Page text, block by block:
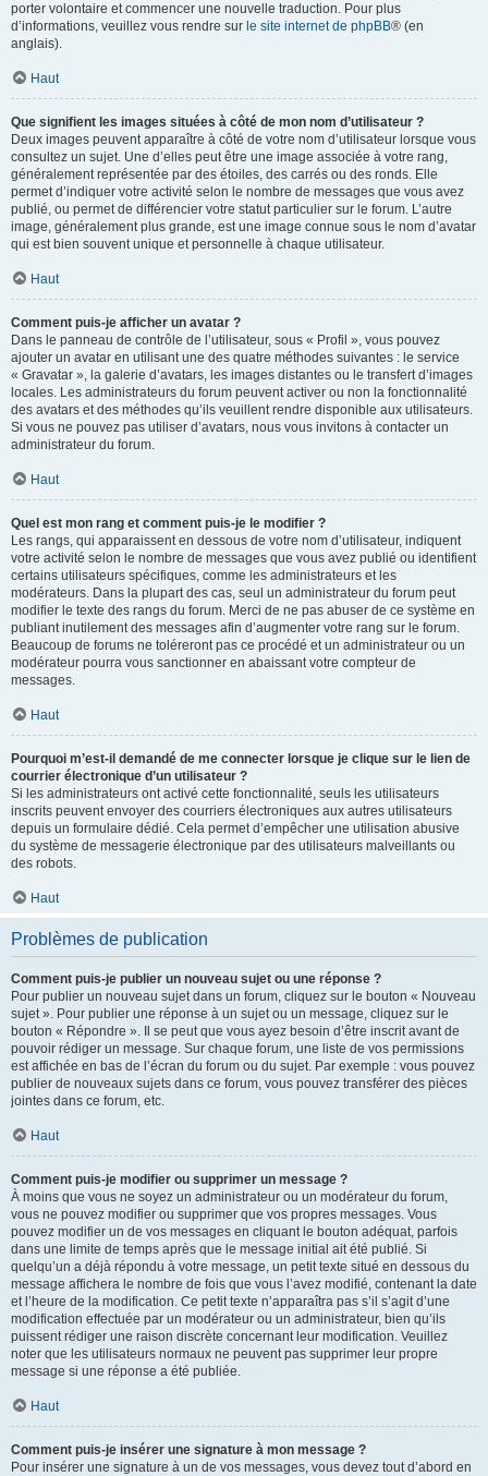
porter volontaire et commencer une nouvelle traduction. Pour plus
d’informations, veuillez vous rendre sur le site internet de phpBB® (en
anglais).
Haut
Que signifient les images situées à côté de mon nom d’utilisateur ?
Deux images peuvent apparaître à côté de votre nom d’utilisateur lorsque vous
consultez un sujet. Une d’elles peut être une image associée à votre rang,
généralement représentée par des étoiles, des carrés ou des ronds. Elle
permet d’indiquer votre activité selon le nombre de messages que vous avez
publié, ou permet de différencier votre statut particulier sur le forum. L’autre
image, généralement plus grande, est une image connue sous le nom d’avatar
qui est bien souvent unique et personnelle à chaque utilisateur.
Haut
Comment puis-je afficher un avatar ?
Dans le panneau de contrôle de l’utilisateur, sous « Profil », vous pouvez
ajouter un avatar en utilisant une des quatre méthodes suivantes : le service
« Gravatar », la galerie d’avatars, les images distantes ou le transfert d’images
locales. Les administrateurs du forum peuvent activer ou non la fonctionnalité
des avatars et des méthodes qu’ils veuillent rendre disponible aux utilisateurs.
Si vous ne pouvez pas utiliser d’avatars, nous vous invitons à contacter un
administrateur du forum.
Haut
Quel est mon rang et comment puis-je le modifier ?
Les rangs, qui apparaissent en dessous de votre nom d’utilisateur, indiquent
votre activité selon le nombre de messages que vous avez publié ou identifient
certains utilisateurs spécifiques, comme les administrateurs et les
modérateurs. Dans la plupart des cas, seul un administrateur du forum peut
modifier le texte des rangs du forum. Merci de ne pas abuser de ce système en
publiant inutilement des messages afin d’augmenter votre rang sur le forum.
Beaucoup de forums ne toléreront pas ce procédé et un administrateur ou un
modérateur pourra vous sanctionner en abaissant votre compteur de
messages.
Haut
Pourquoi m’est-il demandé de me connecter lorsque je clique sur le lien de
courrier électronique d’un utilisateur ?
Si les administrateurs ont activé cette fonctionnalité, seuls les utilisateurs
inscrits peuvent envoyer des courriers électroniques aux autres utilisateurs
depuis un formulaire dédié. Cela permet d’empêcher une utilisation abusive
du système de messagerie électronique par des utilisateurs malveillants ou
des robots.
Haut
Problèmes de publication
Comment puis-je publier un nouveau sujet ou une réponse ?
Pour publier un nouveau sujet dans un forum, cliquez sur le bouton « Nouveau
sujet ». Pour publier une réponse à un sujet ou un message, cliquez sur le
bouton « Répondre ». Il se peut que vous ayez besoin d’être inscrit avant de
pouvoir rédiger un message. Sur chaque forum, une liste de vos permissions
est affichée en bas de l’écran du forum ou du sujet. Par exemple : vous pouvez
publier de nouveaux sujets dans ce forum, vous pouvez transférer des pièces
jointes dans ce forum, etc.
Haut
Comment puis-je modifier ou supprimer un message ?
À moins que vous ne soyez un administrateur ou un modérateur du forum,
vous ne pouvez modifier ou supprimer que vos propres messages. Vous
pouvez modifier un de vos messages en cliquant le bouton adéquat, parfois
dans une limite de temps après que le message initial ait été publié. Si
quelqu’un a déjà répondu à votre message, un petit texte situé en dessous du
message affichera le nombre de fois que vous l’avez modifié, contenant la date
et l’heure de la modification. Ce petit texte n’apparaîtra pas s’il s’agit d’une
modification effectuée par un modérateur ou un administrateur, bien qu’ils
puissent rédiger une raison discrète concernant leur modification. Veuillez
noter que les utilisateurs normaux ne peuvent pas supprimer leur propre
message si une réponse a été publiée.
Haut
Comment puis-je insérer une signature à mon message ?
Pour insérer une signature à un de vos messages, vous devez tout d’abord en